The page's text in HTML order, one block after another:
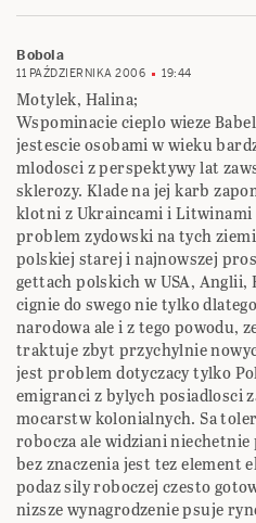
Bobola
11 PAŹDZIERNIKA 2006 19:44
Motylek, Halina;
Wspominacie cieplo wieze
jestescie osobami w wieku
mlodosci z perspektywy lat
sklerozy. Klade na jej karb
klotni z Ukraincami i Litwinami
problem zydowski na tych
polskiej starej i najnowszej
gettach polskich w USA, Anglii,
cignie do swego nie tylko
narodowa ale i z tego powodu,
traktuje zbyt przychylnie
jest problem dotyczacy tylko
emigranci z bylych posiadlosci
mocarstw kolonialnych. Sa
robocza ale widziani
bez znaczenia jest tez element
podaz sily roboczej czesto
nizsze wynagrodzenie psuje